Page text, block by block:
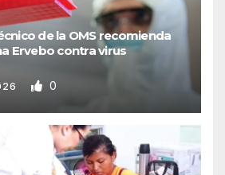
de la OMS recomienda
Ervebo contra virus
0